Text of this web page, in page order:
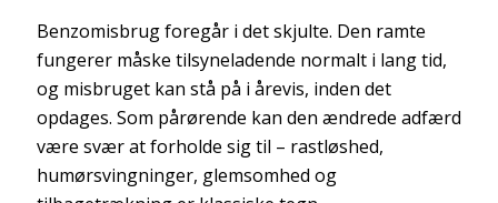
Benzomisbrug foregår i det skjulte. Den ramte
fungerer måske tilsyneladende normalt i lang tid,
og misbruget kan stå på i årevis, inden det
opdages. Som pårørende kan den ændrede adfærd
være svær at forholde sig til – rastløshed,
humørsvingninger, glemsomhed og